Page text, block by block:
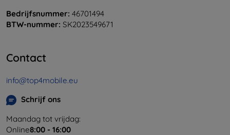
Bedrijfsnummer: 46701494
BTW-nummer: SK2023549671
Contact
info@top4mobile.eu
Schrijf ons
Maandag tot vrijdag:
Online8:00 - 16:00